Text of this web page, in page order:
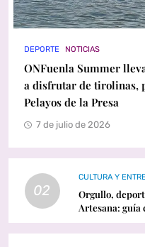
DEPORTE NOTICIAS
ONFuenla Summer
a disfrutar de tirolinas,
Pelayos de la Presa
7 de julio de 2026
02
CULTURA Y
Orgullo,
Artesana: guía
Fuenlabrada